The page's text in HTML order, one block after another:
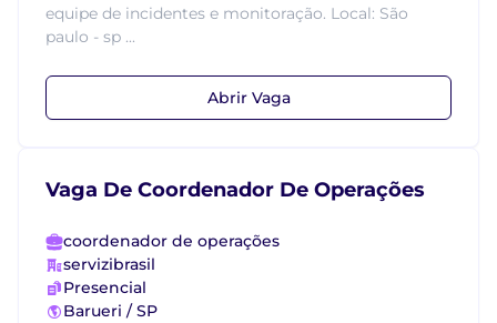
equipe de incidentes e monitoração. Local: São
paulo - sp ...
Abrir Vaga
Vaga De Coordenador De Operações
coordenador de operações
servizibrasil
Presencial
Barueri / SP